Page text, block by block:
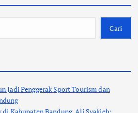
Cari
Jadi Penggerak Sport Tourism dan